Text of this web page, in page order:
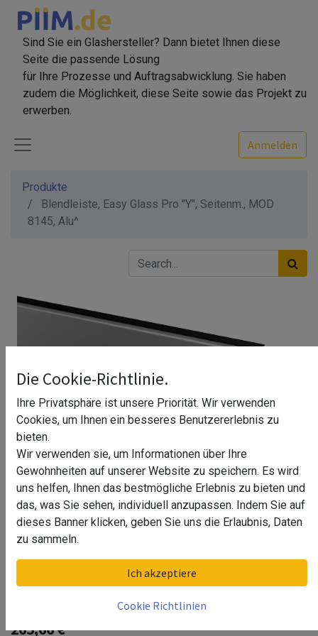
Sind Sie ein Glashersteller? Dann bietet Ihnen diese
Seite die passende Lösung
für Ihre Prozesse und Auftragsabwicklung. Sie haben
zudem die Möglichkeit, diese Seite sowie das Projekt zu
erwerben.
Anmelden
Produkte
Blendleiste, Easy Glass Pro "Y", Seitenm., MOD
8145, Alu^
Blendleiste, Easy Glass Pro "Y",
Seitenm., MOD 8145, Alu^
265,66€
Die Cookie-Richtlinie.
Ihre Privatsphäre ist unsere Priorität. Wir verwenden
Cookies, um Ihnen ein besseres Benutzererlebnis zu
bieten.
Wir verwenden sie, um Informationen über Ihre
Gewohnheiten auf unserer Website zu speichern. Es wird
uns helfen, Ihnen das bestmögliche Erlebnis zu bieten und
das, was Sie sehen, individuell anzupassen. Indem Sie auf
dieses Banner klicken, geben Sie uns die Erlaubnis, Daten
zu sammeln.
Ich akzeptiere
Cookie Richtlinien